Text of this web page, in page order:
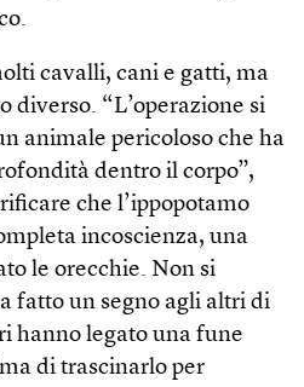
cavalli, cani e gatti, ma
diverso. “L’operazione si
animale pericoloso che ha
dentro il corpo”,
che l’ippopotamo
incoscienza, una
le orecchie. Non si
fatto un segno agli altri di
hanno legato una fune
di trascinarlo per